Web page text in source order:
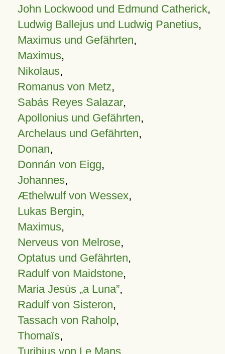
John Lockwood und Edmund Catherick,
Ludwig Ballejus und Ludwig Panetius,
Maximus und Gefährten,
Maximus,
Nikolaus,
Romanus von Metz,
Sabás Reyes Salazar,
Apollonius und Gefährten,
Archelaus und Gefährten,
Donan,
Donnán von Eigg,
Johannes,
Æthelwulf von Wessex,
Lukas Bergin,
Maximus,
Nerveus von Melrose,
Optatus und Gefährten,
Radulf von Maidstone,
Maria Jesús „a Luna”,
Radulf von Sisteron,
Tassach von Raholp,
Thomaïs,
Turibius von Le Mans,